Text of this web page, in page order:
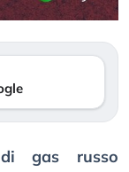
gas russo